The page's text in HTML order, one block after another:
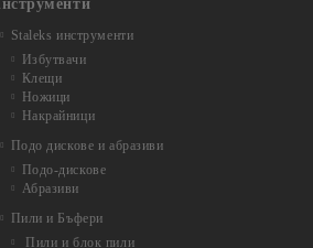
Staleks инструменти
Избутвачи
Клещи
Ножици
Накрайници
Подо дискове и абразиви
Подо-дискове
Абразиви
Пили и Бъфери
Пили и блок пили